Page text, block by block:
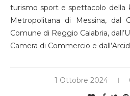
turismo sport e spettacolo della
Metropolitana di Messina, dal
Comune di Reggio Calabria,
Camera di Commercio e
1 Ottobre 2024